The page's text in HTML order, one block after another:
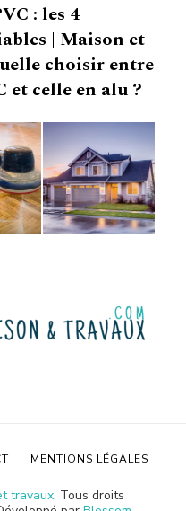
: les 4
| Maison et
choisir entre
et celle en alu ?
travaux. Tous droits
MENTIONS LÉGALES